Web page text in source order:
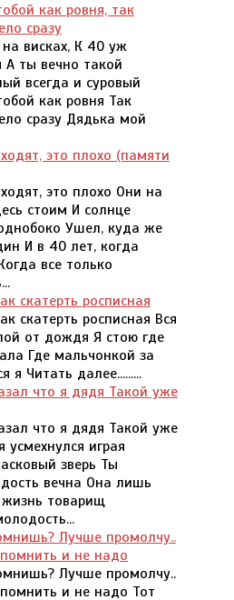
как ровня, так
сразу
висках, К 40 уж
А ты вечно такой
всегда и суровый
как ровня Так
сразу Дядька мой
это плохо (памяти
это плохо Они на
стоим И солнце
Ушел, куда же
И в 40 лет, когда
все только
скатерть росписная
скатерть росписная Вся
от дождя Я стою где
Где мальчонкой за
я Читать далее.........
что я дядя Такой уже
что я дядя Такой уже
усмехнулся играя
зверь Ты
вечна Она лишь
товарищ
Лучше промолчу..
и не надо
Лучше промолчу..
и не надо Тот